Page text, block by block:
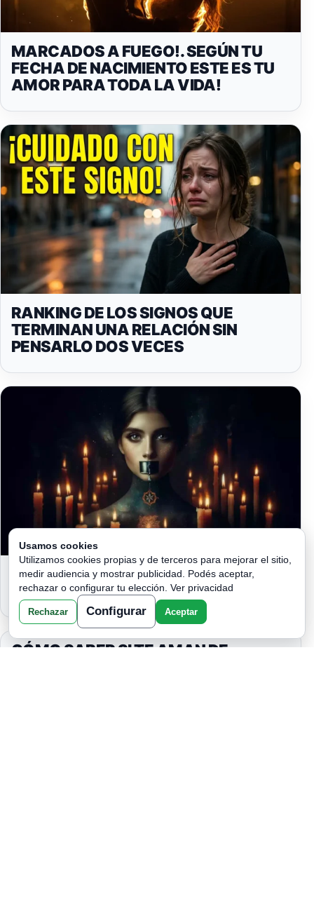
MARCADOS A FUEGO!. SEGÚN TU
FECHA DE NACIMIENTO ESTE ES TU
AMOR PARA TODA LA VIDA!
RANKING DE LOS SIGNOS QUE
TERMINAN UNA RELACIÓN SIN
PENSARLO DOS VECES
RITUAL PARA QUE NO HABLEN MAL
DE TI: ¡SILENCIO GARANTIZADO!
CÓMO SABER SI TE AMAN DE
Usamos cookies
Utilizamos cookies propias y de terceros para mejorar el sitio,
medir audiencia y mostrar publicidad. Podés aceptar,
rechazar o configurar tu elección. Ver privacidad
Rechazar Configurar Aceptar